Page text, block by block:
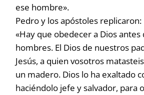
ese hombre».
Pedro y los apóstoles replicaron:
«Hay que obedecer a Dios antes
hombres. El Dios de nuestros
Jesús, a quien vosotros
un madero. Dios lo ha exaltado
haciéndolo jefe y salvador, para